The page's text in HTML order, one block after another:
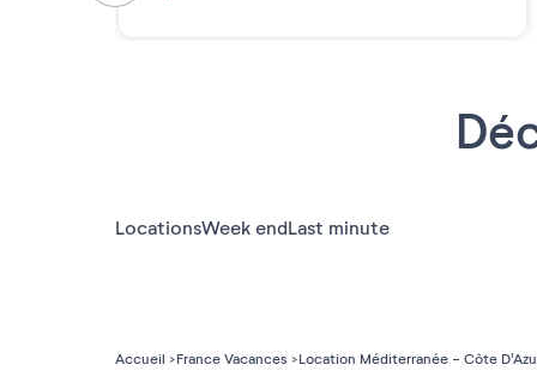
LocationsWeek endLast minute
Accueil France Vacances Location Méditerranée - Côte